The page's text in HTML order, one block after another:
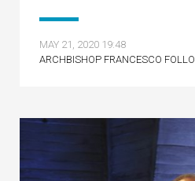
MAY 21, 2020 19:48
ARCHBISHOP FRANCESCO FOLLO